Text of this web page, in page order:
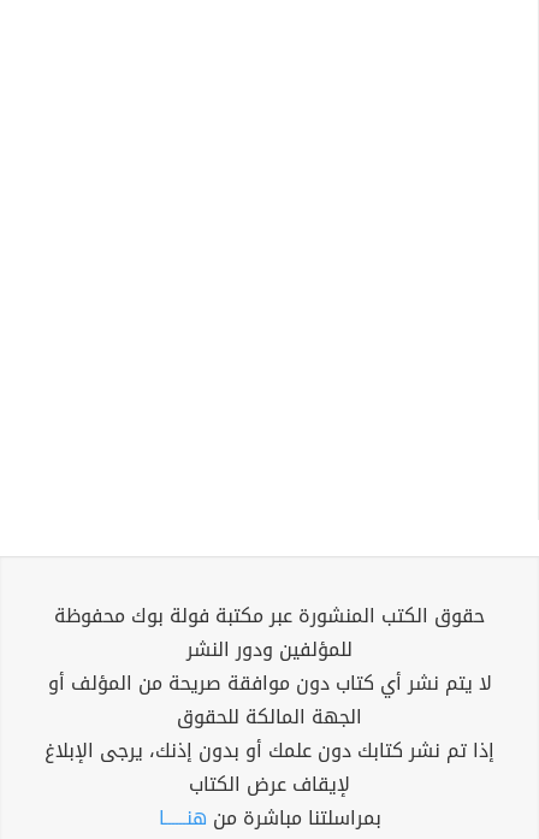
حقوق الكتب المنشورة عبر مكتبة فولة بوك محفوظة
للمؤلفين ودور النشر
لا يتم نشر أي كتاب دون موافقة صريحة من المؤلف أو
الجهة المالكة للحقوق
إذا تم نشر كتابك دون علمك أو بدون إذنك، يرجى الإبلاغ
لإيقاف عرض الكتاب
بمراسلتنا مباشرة من هنــــــا